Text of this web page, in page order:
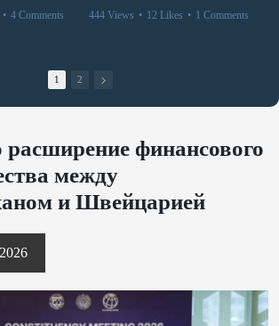
• 4 Comments
444 Views • 12 Likes • 1 Comments
1 2
финансового
между
и Швейцарией